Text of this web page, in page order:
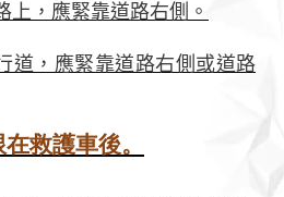
上，應緊靠道路右側。
道，應緊靠道路右側或道路
救護車後。